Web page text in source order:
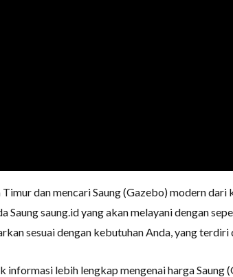
dan mencari Saung (Gazebo) modern dari
saung.id yang akan melayani dengan
sesuai dengan kebutuhan Anda, yang terdiri
lebih lengkap mengenai harga Saung